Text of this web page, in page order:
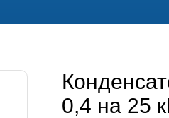
0,4 на 25